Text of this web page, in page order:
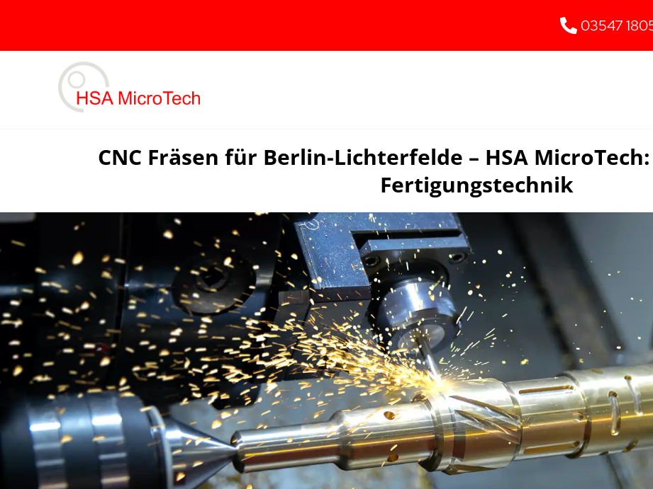
content
03547
CNC Fräsen für Berlin-Lichterfelde – HSA
Fertigungstechnik